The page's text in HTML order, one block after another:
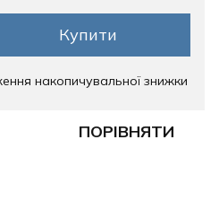
Купити
накопичувальної знижки
ПОРІВНЯТИ